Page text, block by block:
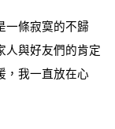
一條寂寞的不歸
人與好友們的肯定
，我一直放在心